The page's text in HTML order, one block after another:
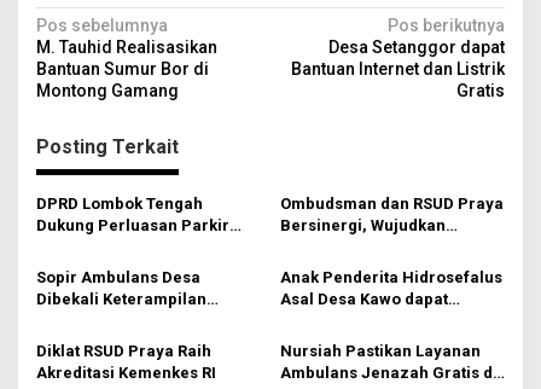
N
a
v
i
g
a
s
i
p
o
s
Pos sebelumnya
M. Tauhid Realisasikan
Bantuan Sumur Bor di
Montong Gamang
Pos berikutnya
Desa Setanggor dapat
Bantuan Internet dan Listrik
Gratis
Posting Terkait
DPRD Lombok Tengah
Dukung Perluasan Parkir
Ombudsman dan RSUD Praya
Bersinergi, Wujudkan
Berkualitas
Sopir Ambulans Desa
Dibekali Keterampilan
Anak Penderita Hidrosefalus
Asal Desa Kawo dapat
Diklat RSUD Praya Raih
Akreditasi Kemenkes RI
Nursiah Pastikan Layanan
Ambulans Jenazah Gratis di